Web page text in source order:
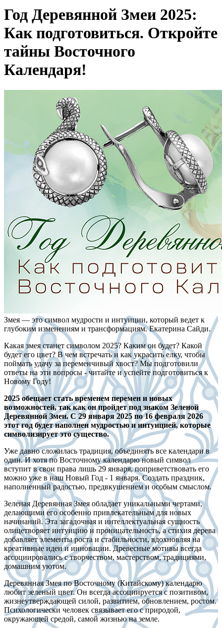
Год Деревянной Змеи 2025:
Как подготовиться. Откройте
тайны Восточного
Календаря!
Змея — это символ мудрости и интуиции, который ведет к
глубоким изменениям и трансформациям. Екатерина Сайди.
Какая змея станет символом 2025? Каким он будет? Какой
будет его цвет? В чем встречать и как украсить елку, чтобы
поймать удачу за переменчивый хвост? Мы подготовили
ответы на эти вопросы - читайте и успейте подготовиться к
Новому Году!
2025 обещает стать временем перемен и новых
возможностей, так как он пройдет под знаком Зеленой
Деревянной Змеи. С 29 января 2025 по 16 февраля 2026
этот год будет наполнен мудростью и интуицией, которые
символизирует это существо.
Уже давно сложилась традиция, объединять все календари в
один. И хотя по Восточному календарю новый символ
вступит в свои права лишь 29 января, поприветствовать его
можно уже в наш Новый Год - 1 января. Создать праздник,
наполненный радостью, предвкушением и особым смыслом.
Зеленая Деревянная Змея обладает уникальными чертами,
делающими его особенно привлекательным для новых
начинаний. Эта загадочная и интеллектуальная сущность
олицетворяет интуицию и проницательность, а стихия дерева
добавляет элементы роста и стабильности, вдохновляя на
креативные идеи и инновации. Древесные мотивы всегда
ассоциировались с творчеством, мастерством, традициями,
домашним уютом.
Деревянная Змея по Восточному (Китайскому) календарю
любит зеленый цвет. Он всегда ассоциируется с позитивом,
жизнеутверждающей силой, развитием, обновлением, ростом.
Психологически человек связывает его с природой,
окружающей средой, самой жизнью на земле.